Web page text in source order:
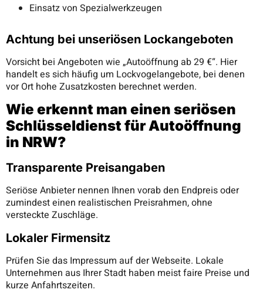
Einsatz von Spezialwerkzeugen
Achtung bei unseriösen Lockangeboten
Vorsicht bei Angeboten wie „Autoöffnung ab 29 €“. Hier
handelt es sich häufig um Lockvogelangebote, bei denen
vor Ort hohe Zusatzkosten berechnet werden.
Wie erkennt man einen seriösen
Schlüsseldienst für Autoöffnung
in NRW?
Transparente Preisangaben
Seriöse Anbieter nennen Ihnen vorab den Endpreis oder
zumindest einen realistischen Preisrahmen, ohne
versteckte Zuschläge.
Lokaler Firmensitz
Prüfen Sie das Impressum auf der Webseite. Lokale
Unternehmen aus Ihrer Stadt haben meist faire Preise und
kurze Anfahrtszeiten.